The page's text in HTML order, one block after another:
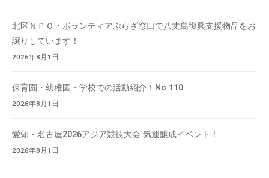
北区ＮＰＯ・ボランティアぷらざ窓口で八丈島復興支援物品をお
譲りしています！
2026年8月1日
保育園・幼稚園・学校での活動紹介！No.110
2026年8月1日
愛知・名古屋2026アジア競技大会 気運醸成イベント！
2026年8月1日